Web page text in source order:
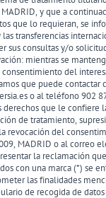
MADRID, y que a
que lo requieran, se
transferencias
sus consultas y/o
mientras se
del
que puede
o al teléfono 902
derechos que le confiere
de tratamiento,
revocación del
MADRID o al correo
la reclamación
con una marca (*) se
las finalidades
de recogida de